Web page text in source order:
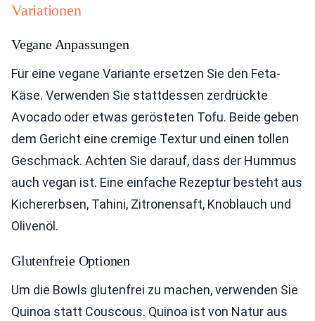
Variationen
Vegane Anpassungen
Für eine vegane Variante ersetzen Sie den Feta-
Käse. Verwenden Sie stattdessen zerdrückte
Avocado oder etwas gerösteten Tofu. Beide geben
dem Gericht eine cremige Textur und einen tollen
Geschmack. Achten Sie darauf, dass der Hummus
auch vegan ist. Eine einfache Rezeptur besteht aus
Kichererbsen, Tahini, Zitronensaft, Knoblauch und
Olivenöl.
Glutenfreie Optionen
Um die Bowls glutenfrei zu machen, verwenden Sie
Quinoa statt Couscous. Quinoa ist von Natur aus